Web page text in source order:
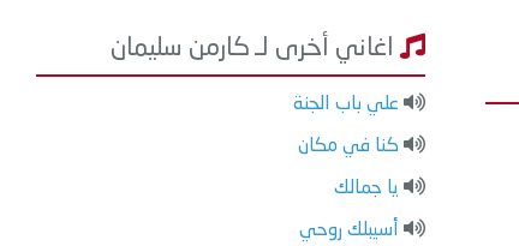
اغاني أخرى لـ كارمن سليمان
علي باب الجنة
كنا في مكان
يا جمالك
أسيبلك روحي